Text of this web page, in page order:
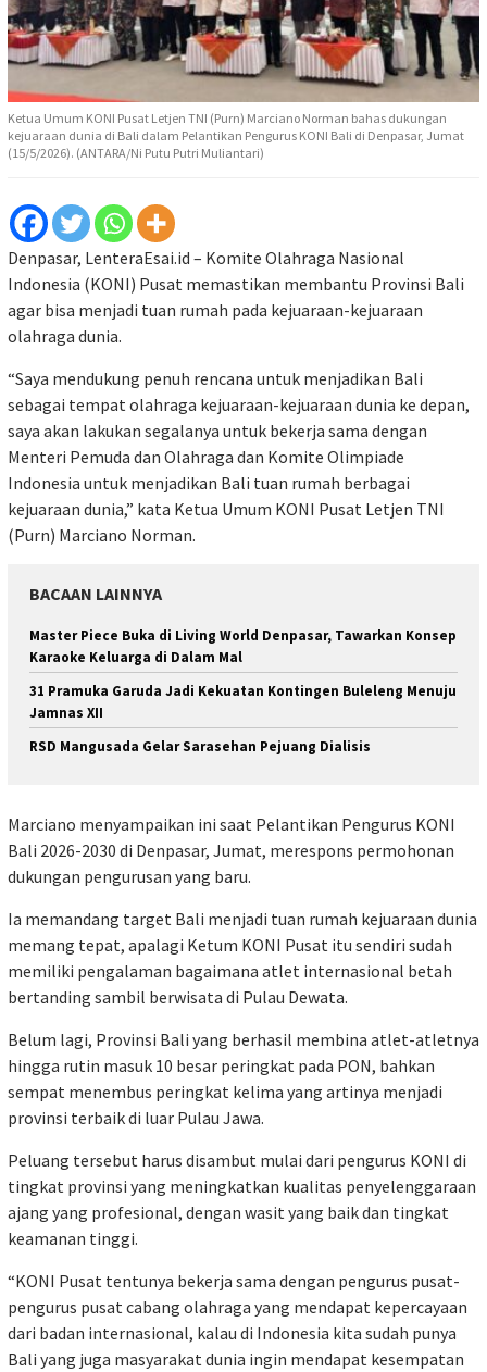
Ketua Umum KONI Pusat Letjen TNI (Purn) Marciano Norman bahas dukungan
kejuaraan dunia di Bali dalam Pelantikan Pengurus KONI Bali di Denpasar, Jumat
(15/5/2026). (ANTARA/Ni Putu Putri Muliantari)
Denpasar, LenteraEsai.id – Komite Olahraga Nasional
Indonesia (KONI) Pusat memastikan membantu Provinsi Bali
agar bisa menjadi tuan rumah pada kejuaraan-kejuaraan
olahraga dunia.
“Saya mendukung penuh rencana untuk menjadikan Bali
sebagai tempat olahraga kejuaraan-kejuaraan dunia ke depan,
saya akan lakukan segalanya untuk bekerja sama dengan
Menteri Pemuda dan Olahraga dan Komite Olimpiade
Indonesia untuk menjadikan Bali tuan rumah berbagai
kejuaraan dunia,” kata Ketua Umum KONI Pusat Letjen TNI
(Purn) Marciano Norman.
BACAAN LAINNYA
Master Piece Buka di Living World Denpasar, Tawarkan Konsep
Karaoke Keluarga di Dalam Mal
31 Pramuka Garuda Jadi Kekuatan Kontingen Buleleng Menuju
Jamnas XII
RSD Mangusada Gelar Sarasehan Pejuang Dialisis
Marciano menyampaikan ini saat Pelantikan Pengurus KONI
Bali 2026-2030 di Denpasar, Jumat, merespons permohonan
dukungan pengurusan yang baru.
Ia memandang target Bali menjadi tuan rumah kejuaraan dunia
memang tepat, apalagi Ketum KONI Pusat itu sendiri sudah
memiliki pengalaman bagaimana atlet internasional betah
bertanding sambil berwisata di Pulau Dewata.
Belum lagi, Provinsi Bali yang berhasil membina atlet-atletnya
hingga rutin masuk 10 besar peringkat pada PON, bahkan
sempat menembus peringkat kelima yang artinya menjadi
provinsi terbaik di luar Pulau Jawa.
Peluang tersebut harus disambut mulai dari pengurus KONI di
tingkat provinsi yang meningkatkan kualitas penyelenggaraan
ajang yang profesional, dengan wasit yang baik dan tingkat
keamanan tinggi.
“KONI Pusat tentunya bekerja sama dengan pengurus pusat-
pengurus pusat cabang olahraga yang mendapat kepercayaan
dari badan internasional, kalau di Indonesia kita sudah punya
Bali yang juga masyarakat dunia ingin mendapat kesempatan